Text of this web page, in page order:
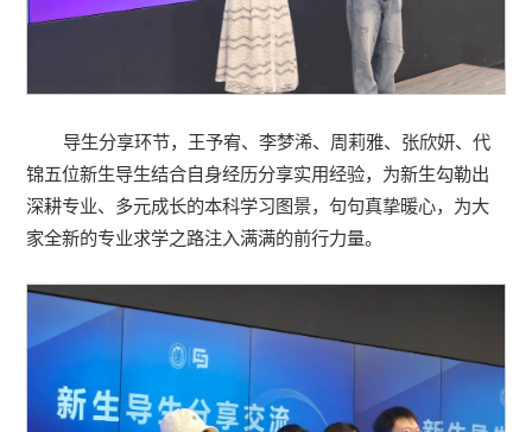
导生分享环节，王予宥、李梦浠、周莉雅、张欣妍、代
锦五位新生导生结合自身经历分享实用经验，为新生勾勒出
深耕专业、多元成长的本科学习图景，句句真挚暖心，为大
家全新的专业求学之路注入满满的前行力量。